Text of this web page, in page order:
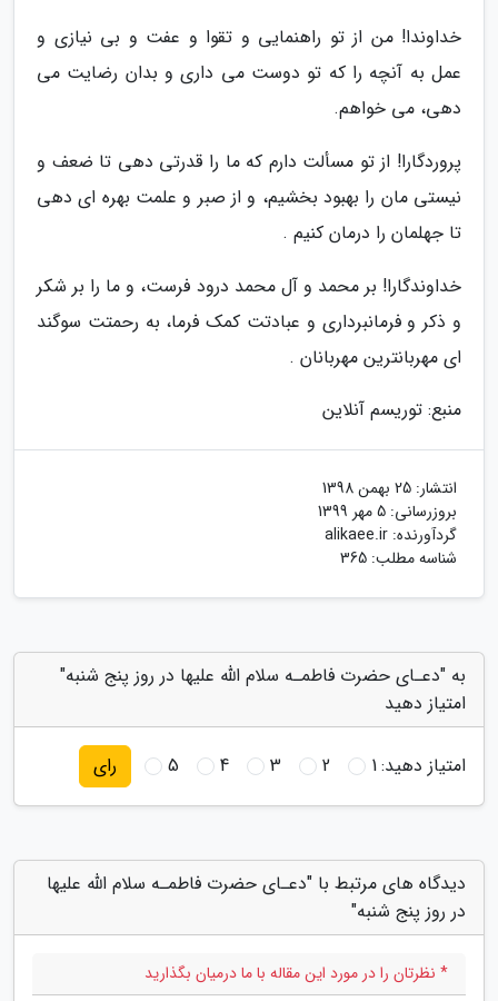
خداوندا! من از تو راهنمایی و تقوا و عفت و بی نیازی و
عمل به آنچه را که تو دوست می داری و بدان رضایت می
دهی، می خواهم.
پروردگارا! از تو مسألت دارم که ما را قدرتی دهی تا ضعف و
نیستی مان را بهبود بخشیم، و از صبر و علمت بهره ای دهی
تا جهلمان را درمان کنیم .
خداوندگارا! بر محمد و آل محمد درود فرست، و ما را بر شکر
و ذکر و فرمانبرداری و عبادتت کمک فرما، به رحمتت سوگند
ای مهربانترین مهربانان .
منبع: توریسم آنلاین
انتشار: 25 بهمن 1398
بروزرسانی: 5 مهر 1399
گردآورنده: alikaee.ir
شناسه مطلب: 365
به "دعـای حضرت فاطمـه سلام الله علیها در روز پنج شنبه"
امتیاز دهید
امتیاز دهید:1
2
3
4
5 رای
دیدگاه های مرتبط با "دعـای حضرت فاطمـه سلام الله علیها
در روز پنج شنبه"
* نظرتان را در مورد این مقاله با ما درمیان بگذارید